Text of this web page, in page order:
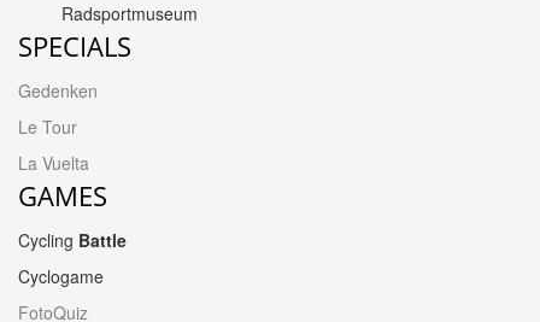
Radsportmuseum
SPECIALS
Gedenken
Le Tour
La Vuelta
GAMES
Cycling Battle
Cyclogame
FotoQuiz